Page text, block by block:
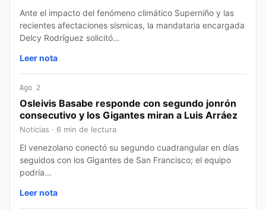
Ante el impacto del fenómeno climático Superniño y las
recientes afectaciones sísmicas, la mandataria encargada
Delcy Rodríguez solicitó…
Leer nota
Ago 2
Osleivis Basabe responde con segundo jonrón
consecutivo y los Gigantes miran a Luis Arráez
Noticias · 6 min de lectura
El venezolano conectó su segundo cuadrangular en días
seguidos con los Gigantes de San Francisco; el equipo
podría…
Leer nota